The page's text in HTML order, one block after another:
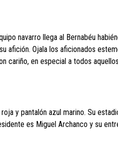
navarro llega al Bernabéu
afición. Ojala los aficionados
cariño, en especial a todos
y pantalón azul marino. Su
es Miguel Archanco y su